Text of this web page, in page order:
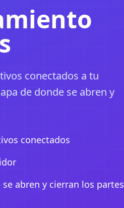
conectados a tu
de donde se abren y
conectados
abren y cierran los partes